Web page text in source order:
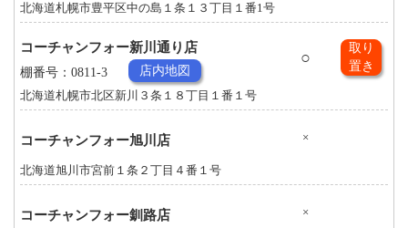
北海道札幌市豊平区中の島１条１３丁目１番1号
コーチャンフォー新川通り店
○
取り
置き
棚番号：0811-3 店内地図
北海道札幌市北区新川３条１８丁目１番１号
コーチャンフォー旭川店 ×
北海道旭川市宮前１条２丁目４番１号
コーチャンフォー釧路店 ×